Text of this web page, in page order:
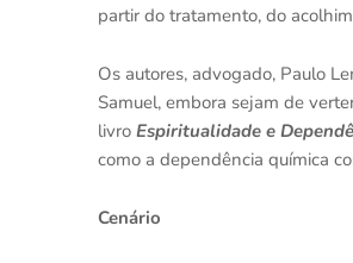
partir do tratamento, do
Os autores, advogado, Paulo
Samuel, embora sejam de
livro Espiritualidade e
como a dependência química
Cenário